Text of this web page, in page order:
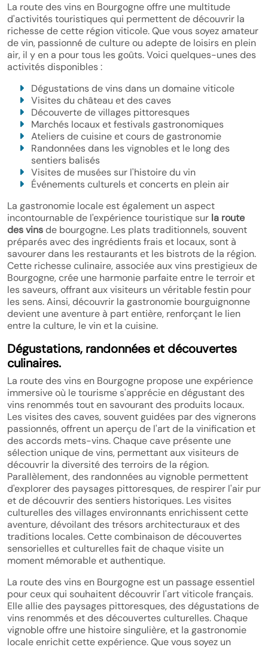
La route des vins en Bourgogne offre une multitude
d'activités touristiques qui permettent de découvrir la
richesse de cette région viticole. Que vous soyez amateur
de vin, passionné de culture ou adepte de loisirs en plein
air, il y en a pour tous les goûts. Voici quelques-unes des
activités disponibles :
Dégustations de vins dans un domaine viticole
Visites du château et des caves
Découverte de villages pittoresques
Marchés locaux et festivals gastronomiques
Ateliers de cuisine et cours de gastronomie
Randonnées dans les vignobles et le long des
sentiers balisés
Visites de musées sur l'histoire du vin
Événements culturels et concerts en plein air
La gastronomie locale est également un aspect
incontournable de l'expérience touristique sur la route
des vinsde bourgogne. Les plats traditionnels, souvent
préparés avec des ingrédients frais et locaux, sont à
savourer dans les restaurants et les bistrots de la région.
Cette richesse culinaire, associée aux vins prestigieux de
Bourgogne, crée une harmonie parfaite entre le terroir et
les saveurs, offrant aux visiteurs un véritable festin pour
les sens. Ainsi, découvrir la gastronomie bourguignonne
devient une aventure à part entière, renforçant le lien
entre la culture, le vin et la cuisine.
Dégustations, randonnées et découvertes
culinaires.
La route des vins en Bourgogne propose une expérience
immersive où le tourisme s'apprécie en dégustant des
vins renommés tout en savourant des produits locaux.
Les visites des caves, souvent guidées par des vignerons
passionnés, offrent un aperçu de l'art de la vinification et
des accords mets-vins. Chaque cave présente une
sélection unique de vins, permettant aux visiteurs de
découvrir la diversité des terroirs de la région.
Parallèlement, des randonnées au vignoble permettent
d'explorer des paysages pittoresques, de respirer l'air pur
et de découvrir des sentiers historiques. Les visites
culturelles des villages environnants enrichissent cette
aventure, dévoilant des trésors architecturaux et des
traditions locales. Cette combinaison de découvertes
sensorielles et culturelles fait de chaque visite un
moment mémorable et authentique.
La route des vins en Bourgogne est un passage essentiel
pour ceux qui souhaitent découvrir l'art viticole français.
Elle allie des paysages pittoresques, des dégustations de
vins renommés et des découvertes culturelles. Chaque
vignoble offre une histoire singulière, et la gastronomie
locale enrichit cette expérience. Que vous soyez un